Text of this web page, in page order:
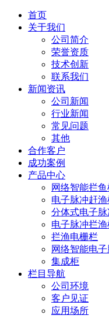
首页
关于我们
公司简介
荣誉资质
技术创新
联系我们
新闻资讯
公司新闻
行业新闻
常见问题
其他
合作客户
成功案例
产品中心
网络智能拦
电子脉冲赶渔
分体式电子
电子脉冲拦渔
拦渔电栅栏
网络智能电
集成柜
栏目导航
公司环境
客户见证
应用场所